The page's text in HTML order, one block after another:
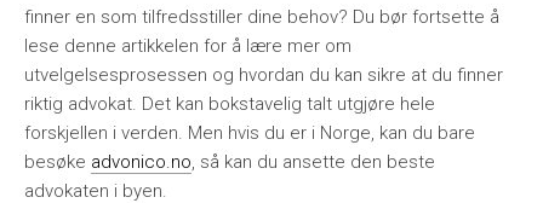
finner en som tilfredsstiller dine behov? Du bør fortsette å
lese denne artikkelen for å lære mer om
utvelgelsesprosessen og hvordan du kan sikre at du finner
riktig advokat. Det kan bokstavelig talt utgjøre hele
forskjellen i verden. Men hvis du er i Norge, kan du bare
besøke advonico.no, så kan du ansette den beste
advokaten i byen.